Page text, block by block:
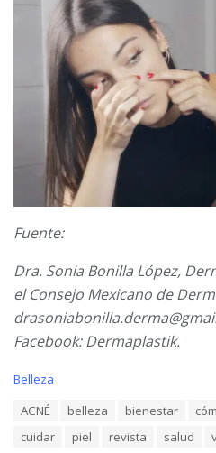
Fuente:
Dra. Sonia Bonilla López,
el Consejo Mexicano de
Facebook: Dermaplastik.
C
Belleza
ACNÉ belleza bienestar
cuidar
piel revista salud